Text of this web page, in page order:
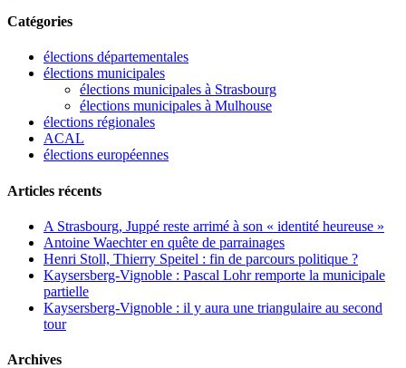
Catégories
élections départementales
élections municipales
élections municipales à Strasbourg
élections municipales à Mulhouse
élections régionales
ACAL
élections européennes
Articles récents
A Strasbourg, Juppé reste arrimé à son « identité heureuse »
Antoine Waechter en quête de parrainages
Henri Stoll, Thierry Speitel : fin de parcours politique ?
Kaysersberg-Vignoble : Pascal Lohr remporte la municipale
partielle
Kaysersberg-Vignoble : il y aura une triangulaire au second
tour
Archives